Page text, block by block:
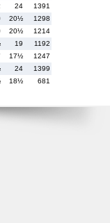
24
1391
20½
1298
20½
1214
19
1192
17½
1247
24
1399
18½ 681